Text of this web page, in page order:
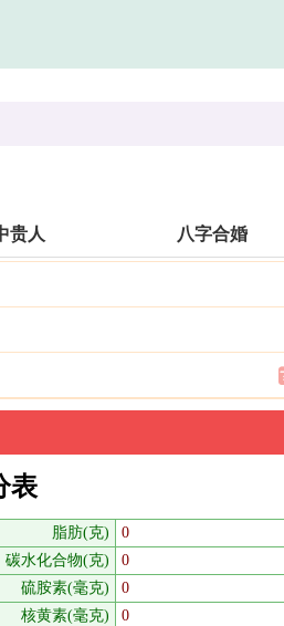
贵人 八字合婚
表
脂肪(克)
0
碳水化合物(克)
0
硫胺素(毫克)
0
核黄素(毫克)
0